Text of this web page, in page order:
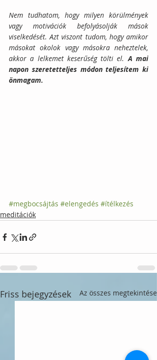
Nem tudhatom, hogy milyen körülmények
vagy motivációk befolyásolják mások
viselkedését. Azt viszont tudom, hogy amikor
másokat okolok vagy másokra neheztelek,
akkor a lelkemet keserűség tölti el. A mai
napon szeretetteljes módon teljesítem ki
önmagam.
#megbocsájtás #elengedés #ítélkezés
meditációk
Friss bejegyzések Az összes megtekintése